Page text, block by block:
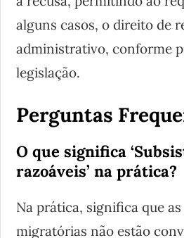
alguns casos, o direito de
administrativo, conforme
legislação.
Perguntas
O que significa
razoáveis’ na prática?
Na prática, significa que
migratórias não estão